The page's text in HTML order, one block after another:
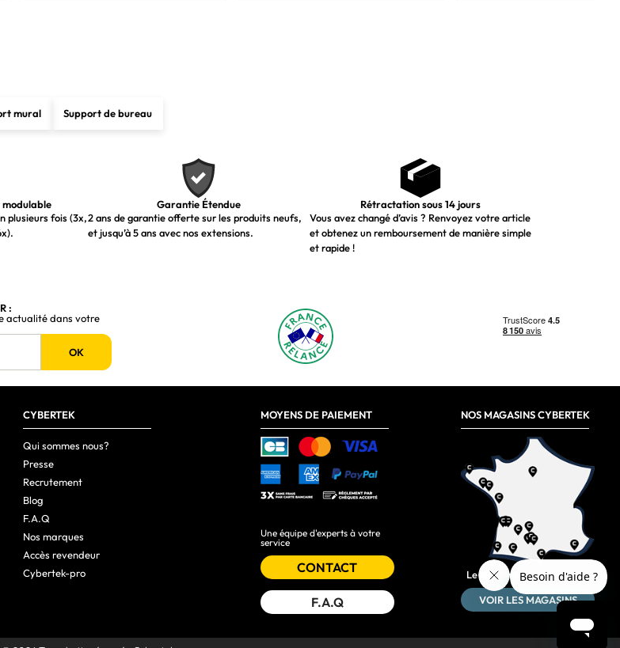
W
W
- 60 Hz
699649
0 - 40 °C
360,1 mm
11,8 mm
mural Support de bureau
modulable
plusieurs fois (3x,
Garantie Étendue
2 ans de garantie offerte sur les produits neufs,
et jusqu’à 5 ans avec nos extensions.
Rétractation sous 14 jours
Vous avez changé d’avis ? Renvoyez votre article
et obtenez un remboursement de manière simple
et rapide !
:
actualité dans votre
OK
CYBERTEK
Qui sommes nous?
Presse
Recrutement
Blog
F.A.Q
Nos marques
Accès revendeur
Cybertek-pro
MOYENS DE PAIEMENT
Une équipe d'experts à votre
service
CONTACT
F.A.Q
NOS MAGASINS CYBERTEK
Le plus près de chez vous :
VOIR LES MAGASINS